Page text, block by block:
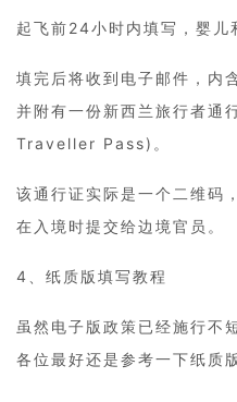
起飞前24小时内填写，婴儿
填完后将收到电子邮件，内
并附有一份新西兰旅行者
Traveller Pass)。
该通行证实际是一个二维码
在入境时提交给边境官员。
4、纸质版填写教程
虽然电子版政策已经施行不
各位最好还是参考一下纸质